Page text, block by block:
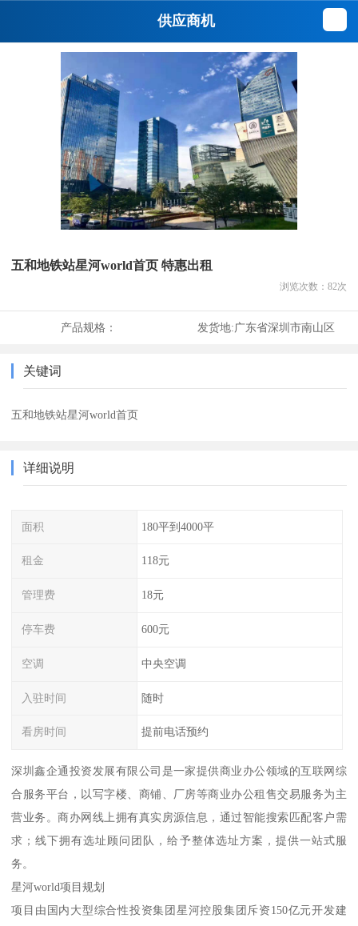
供应商机
五和地铁站星河world首页 特惠出租
浏览次数： 82次
产品规格： 发货地:广东省深圳市南山区
关键词
五和地铁站星河world首页
详细说明
面积 180平到4000平
租金 118元
管理费 18元
停车费 600元
空调 中央空调
入驻时间 随时
看房时间 提前电话预约
深圳鑫企通投资发展有限公司是一家提供商业办公领域的互联网综
合服务平台，以写字楼、商铺、厂房等商业办公租售交易服务为主
营业务。商办网线上拥有真实房源信息，通过智能搜索匹配客户需
求；线下拥有选址顾问团队，给予整体选址方案，提供一站式服
务。
星河world项目规划
项目由国内大型综合性投资集团星河控股集团斥资150亿元开发建